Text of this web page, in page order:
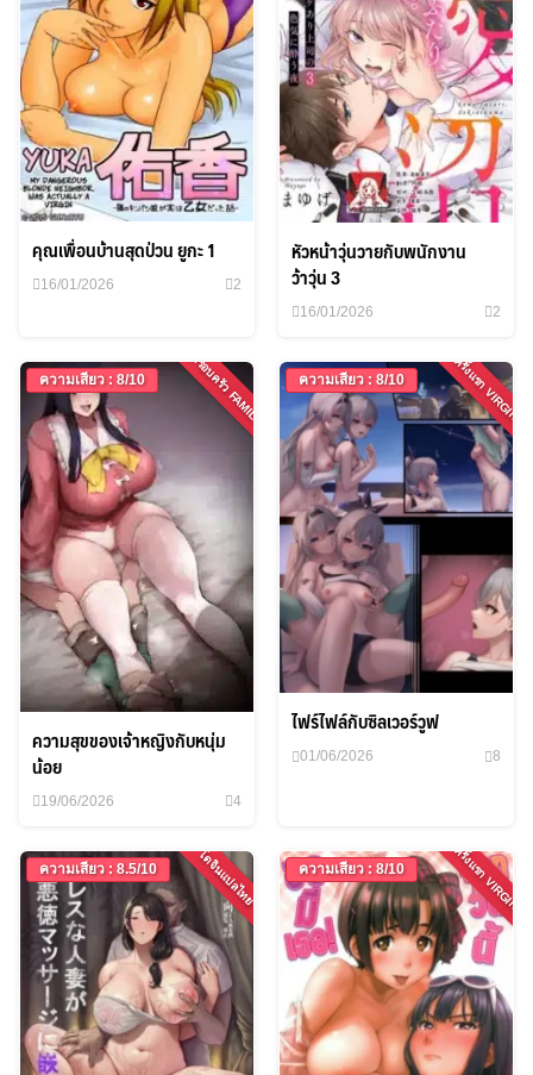
คุณเพื่อนบ้านสุดป่วน ยูกะ 1
16/01/2026 2
หัวหน้าวุ่นวายกับพนักงาน
ว้าวุ่น 3
16/01/2026 2
ครอบครัว FAMILY
ความเสียว : 8/10
ความสุขของเจ้าหญิงกับหนุ่ม
น้อย
19/06/2026 4
ครั้งแรก VIRGIN
ความเสียว : 8/10
ไฟร์ไฟล์กับซิลเวอร์วูฟ
01/06/2026 8
โดจินแปลไทย
ความเสียว : 8.5/10 ครั้งแรก VIRGIN
ความเสียว : 8/10